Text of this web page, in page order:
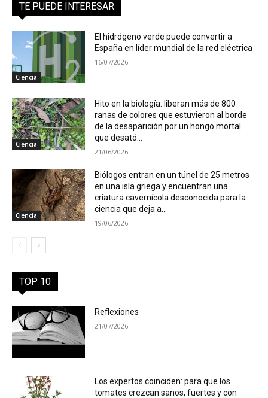
TE PUEDE INTERESAR
Ciencia
El hidrógeno verde puede convertir a
España en líder mundial de la red eléctrica
16/07/2026
Ciencia
Hito en la biología: liberan más de 800
ranas de colores que estuvieron al borde
de la desaparición por un hongo mortal
que desató...
21/06/2026
Ciencia
Biólogos entran en un túnel de 25 metros
en una isla griega y encuentran una
criatura cavernícola desconocida para la
ciencia que deja a...
19/06/2026
TOP 10
Reflexiones
21/07/2026
Los expertos coinciden: para que los
tomates crezcan sanos, fuertes y con